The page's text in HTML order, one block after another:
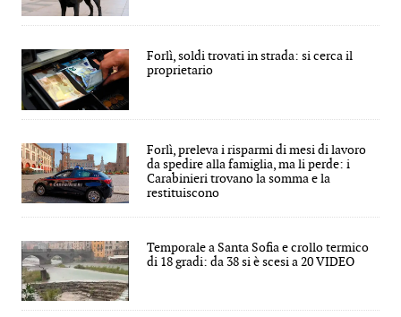
Forlì, soldi trovati in strada: si cerca il
proprietario
Forlì, preleva i risparmi di mesi di lavoro
da spedire alla famiglia, ma li perde: i
Carabinieri trovano la somma e la
restituiscono
Temporale a Santa Sofia e crollo termico
di 18 gradi: da 38 si è scesi a 20 VIDEO